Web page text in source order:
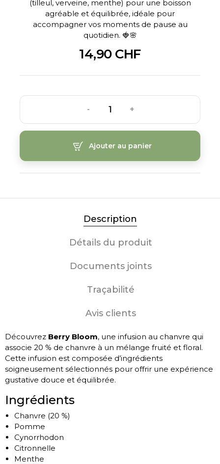
(tilleul, verveine, menthe) pour une boisson
agréable et équilibrée, idéale pour
accompagner vos moments de pause au
quotidien. 🍓🌸
14,90 CHF
- +
Ajouter au panier
Description
Détails du produit
Documents joints
Traçabilité
Avis clients
Découvrez Berry Bloom, une infusion au chanvre qui
associe 20 % de chanvre à un mélange fruité et floral.
Cette infusion est composée d’ingrédients
soigneusement sélectionnés pour offrir une expérience
gustative douce et équilibrée.
Ingrédients
Chanvre (20 %)
Pomme
Cynorrhodon
Citronnelle
Menthe